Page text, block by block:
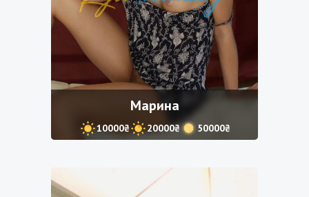
Марина
10000₴ 20000₴ 50000₴